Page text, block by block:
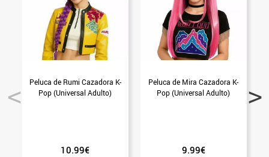
Peluca de Rumi Cazadora K-
Pop (Universal Adulto)
10.99€
Peluca de Mira Cazadora K-
Pop (Universal Adulto)
9.99€